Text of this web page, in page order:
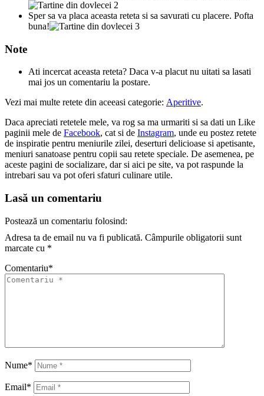
Sper sa va placa aceasta reteta si sa savurati cu placere. Pofta
buna!
Note
Ati incercat aceasta reteta? Daca v-a placut nu uitati sa lasati
mai jos un comentariu la postare.
Vezi mai multe retete din aceeasi categorie: Aperitive.
Daca apreciati retetele mele, va rog sa ma urmariti si sa dati un Like
paginii mele de Facebook, cat si de Instagram, unde eu postez retete
de inspiratie pentru meniurile zilei, deserturi delicioase si apetisante,
meniuri sanatoase pentru copii sau retete speciale. De asemenea, pe
aceste pagini de socializare, dar si aici pe site, va pot raspunde la
intrebari sau va pot oferi sfaturi culinare utile.
Lasă un comentariu
Postează un comentariu folosind:
Adresa ta de email nu va fi publicată. Câmpurile obligatorii sunt
marcate cu *
Comentariu*
Nume*
Email*